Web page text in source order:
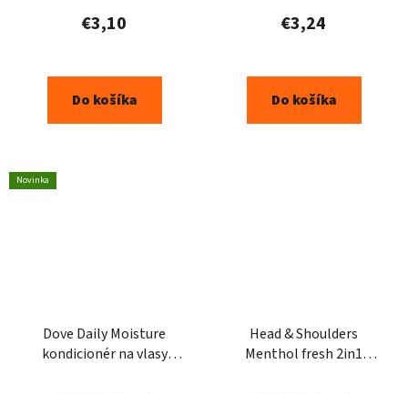
€3,10
Do košíka
€3,24
Do košíka
Novinka
Dove Daily Moisture
kondicionér na vlasy
Head & Shoulders
Menthol fresh 2in1